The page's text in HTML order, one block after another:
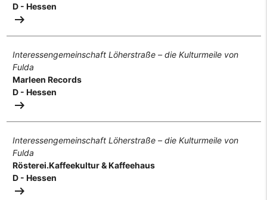
D - Hessen
arrow_right_alt
Interessengemeinschaft Löherstraße – die Kulturmeile von
Fulda
Marleen Records
D - Hessen
arrow_right_alt
Interessengemeinschaft Löherstraße – die Kulturmeile von
Fulda
Rösterei.Kaffeekultur & Kaffeehaus
D - Hessen
arrow_right_alt